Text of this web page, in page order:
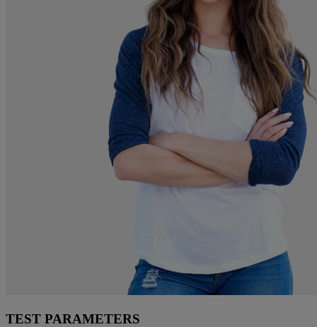
TEST PARAMETERS